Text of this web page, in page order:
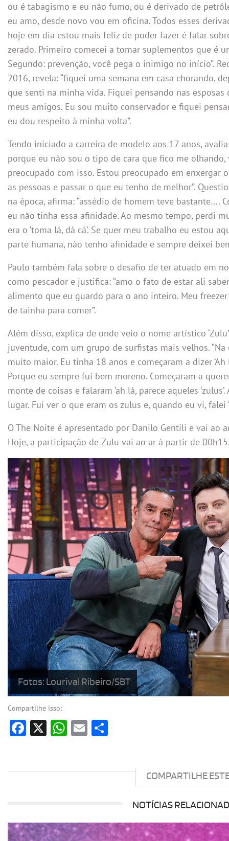
ou é tabagismo e eu não fumo, ou é derivado de
eu amo, desde novo vou em oficina. Todos esses
hoje em dia estou mais feliz de poder fazer é falar
zerado. Primeiro comecei a tomar suplementos que é
Segundo: prevenção, você pega o inimigo no início”.
2016, revela: “fiquei uma semana em casa chorando,
que senti na minha vida. Fiquei pensando nas
meus amigos. Eu sou muito conservador e fiquei
eu dou respeito à minha volta”.
Tendo iniciado a carreira de modelo aos 17 anos,
porque eu não sou o tipo de cara que fico me
preocupado com isso. Estou preocupado em enxergar
as pessoas e passar o que eu tenho de melhor”.
na época, afirma: “assédio de homem teve bastante….
eu não tinha essa afinidade. Ao mesmo tempo, perdi
era o ‘toma lá, dá cá’. Se quer meu trabalho eu estou
parte humana, não tenho afinidade e sempre deixei
Paulo também fala sobre o desafio de ter atuado em
como pescador e justifica: “amo o fato de estar ali
alimento que eu guardo para o ano inteiro. Meu
de tainha para comer”.
Além disso, explica de onde veio o nome artístico
juventude, com um grupo de surfistas mais velhos.
muito maior. Eu tinha 18 anos e começaram a dizer ‘Ah
Porque eu sempre fui bem moreno. Começaram a
monte de coisas e falaram ‘ah lá, parece aqueles
lugar. Fui ver o que eram os zulus e, quando eu vi, falei
O The Noite é apresentado por Danilo Gentili e vai ao
Hoje, a participação de Zulu vai ao ar á partir de
Fotos: Lourival Ribeiro/SBT
Compartilhe isso:
Facebook
X WhatsApp
Email
COMPARTILHE
NOTÍCIAS